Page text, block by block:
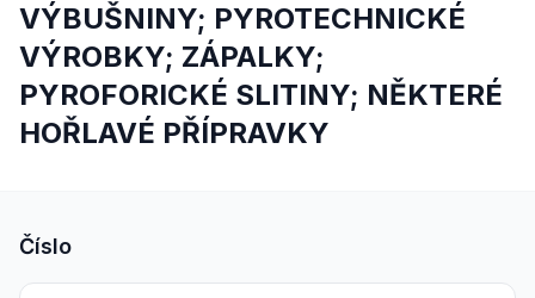
VÝBUŠNINY; PYROTECHNICKÉ
VÝROBKY; ZÁPALKY;
PYROFORICKÉ SLITINY; NĚKTERÉ
HOŘLAVÉ PŘÍPRAVKY
Číslo